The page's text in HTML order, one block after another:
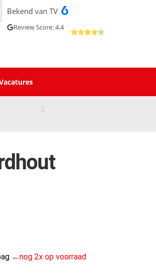
Bekend van TV
Review Score: 4.4
←nog 2x op voorraad